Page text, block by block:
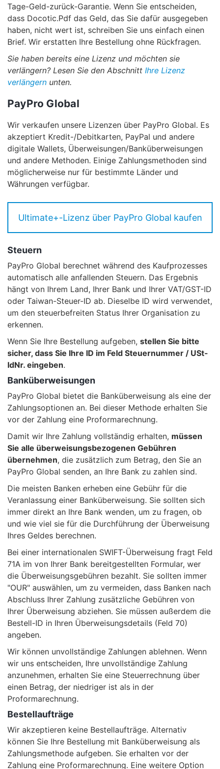
Tage-Geld-zurück-Garantie. Wenn Sie entscheiden,
dass Docotic.Pdf das Geld, das Sie dafür ausgegeben
haben, nicht wert ist, schreiben Sie uns einfach einen
Brief. Wir erstatten Ihre Bestellung ohne Rückfragen.
Sie haben bereits eine Lizenz und möchten sie
verlängern? Lesen Sie den Abschnitt Ihre Lizenz
verlängern unten.
PayPro Global
Wir verkaufen unsere Lizenzen über PayPro Global. Es
akzeptiert Kredit-/Debitkarten, PayPal und andere
digitale Wallets, Überweisungen/Banküberweisungen
und andere Methoden. Einige Zahlungsmethoden sind
möglicherweise nur für bestimmte Länder und
Währungen verfügbar.
Ultimate+-Lizenz über PayPro Global kaufen
Steuern
PayPro Global berechnet während des Kaufprozesses
automatisch alle anfallenden Steuern. Das Ergebnis
hängt von Ihrem Land, Ihrer Bank und Ihrer VAT/GST-ID
oder Taiwan-Steuer-ID ab. Dieselbe ID wird verwendet,
um den steuerbefreiten Status Ihrer Organisation zu
erkennen.
Wenn Sie Ihre Bestellung aufgeben, stellen Sie bitte
sicher, dass Sie Ihre ID im Feld Steuernummer / USt-
IdNr. eingeben.
Banküberweisungen
PayPro Global bietet die Banküberweisung als eine der
Zahlungsoptionen an. Bei dieser Methode erhalten Sie
vor der Zahlung eine Proformarechnung.
Damit wir Ihre Zahlung vollständig erhalten, müssen
Sie alle überweisungsbezogenen Gebühren
übernehmen, die zusätzlich zum Betrag, den Sie an
PayPro Global senden, an Ihre Bank zu zahlen sind.
Die meisten Banken erheben eine Gebühr für die
Veranlassung einer Banküberweisung. Sie sollten sich
immer direkt an Ihre Bank wenden, um zu fragen, ob
und wie viel sie für die Durchführung der Überweisung
Ihres Geldes berechnen.
Bei einer internationalen SWIFT-Überweisung fragt Feld
71A im von Ihrer Bank bereitgestellten Formular, wer
die Überweisungsgebühren bezahlt. Sie sollten immer
"OUR" auswählen, um zu vermeiden, dass Banken nach
Abschluss Ihrer Zahlung zusätzliche Gebühren von
Ihrer Überweisung abziehen. Sie müssen außerdem die
Bestell-ID in Ihren Überweisungsdetails (Feld 70)
angeben.
Wir können unvollständige Zahlungen ablehnen. Wenn
wir uns entscheiden, Ihre unvollständige Zahlung
anzunehmen, erhalten Sie eine Steuerrechnung über
einen Betrag, der niedriger ist als in der
Proformarechnung.
Bestellaufträge
Wir akzeptieren keine Bestellaufträge. Alternativ
können Sie Ihre Bestellung mit Banküberweisung als
Zahlungsmethode aufgeben. Sie erhalten vor der
Zahlung eine Proformarechnung. Eine weitere Option